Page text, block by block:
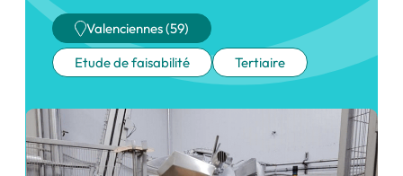
page
Valenciennes (59)
Etude de faisabilité
Tertiaire